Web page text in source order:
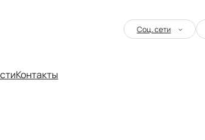
Соц. сети
Контакты